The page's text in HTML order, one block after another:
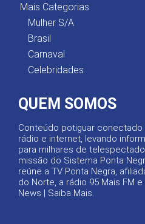
Mais Categorias
Mulher S/A
Brasil
Carnaval
Celebridades
QUEM SOMOS
Conteúdo potiguar conectado
rádio e internet, levando
para milhares de
missão do Sistema Ponta
reúne a TV Ponta Negra,
do Norte, a rádio 95 Mais FM
News | Saiba Mais.